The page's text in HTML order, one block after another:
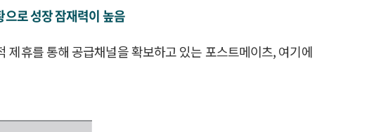
로 성장 잠재력이 높음
휴를 통해 공급채널을 확보하고 있는 포스트메이츠, 여기에